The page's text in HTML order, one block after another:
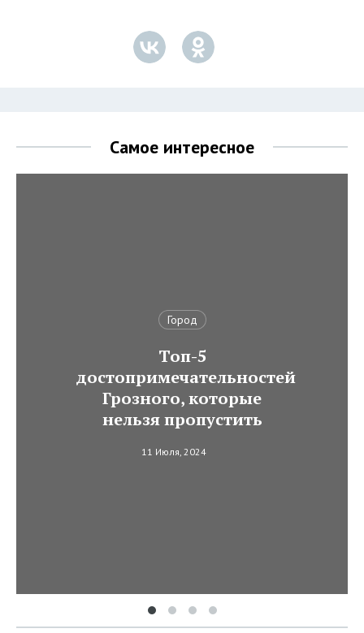
Самое интересное
Город
Топ-5
достопримечательностей
Грозного, которые
нельзя пропустить
11 Июля, 2024